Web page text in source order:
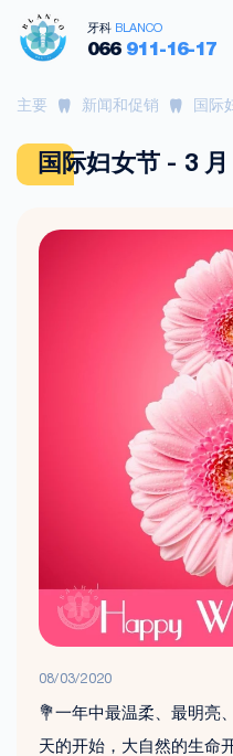
牙科 BLANCO
066911-16-17
主要 新闻和促销 国际
国际妇女节 - 3 月
08/03/2020
💐一年中最温柔、最明
天的开始，大自然的生命